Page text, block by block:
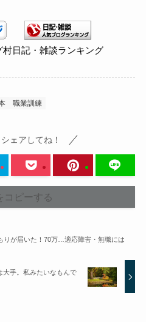
村日記・雑談ランキング
職業訓練
ェアしてね！
コピーする
りが届いた！70万…適応障害・無職には
手。私みたいなもんで